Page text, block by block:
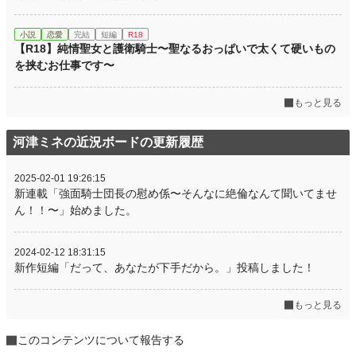
小説 恋愛 完結 短編 R18
【R18】純情聖女と護衛騎士〜聖なるおっぱいで太くて硬いもの
を挟むお仕事です〜
もっと見る
河津ミネの近況ボードの更新履歴
2025-02-01 19:26:15
新連載「強面騎士団長の慰め係〜そんなに絶倫なんて聞いてませ
ん！！〜」始めました。
2024-02-12 18:31:15
新作短編「だって、あなたが下手だから。」投稿しました！
もっと見る
このコンテンツについて報告する